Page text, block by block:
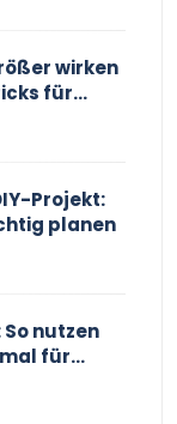
wirken
für
Projekt:
planen
nutzen
für